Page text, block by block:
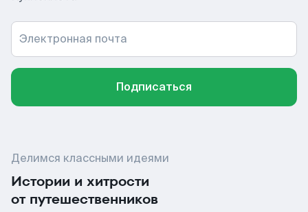
Электронная почта
Подписаться
Делимся классными идеями
Истории и хитрости
от путешественников